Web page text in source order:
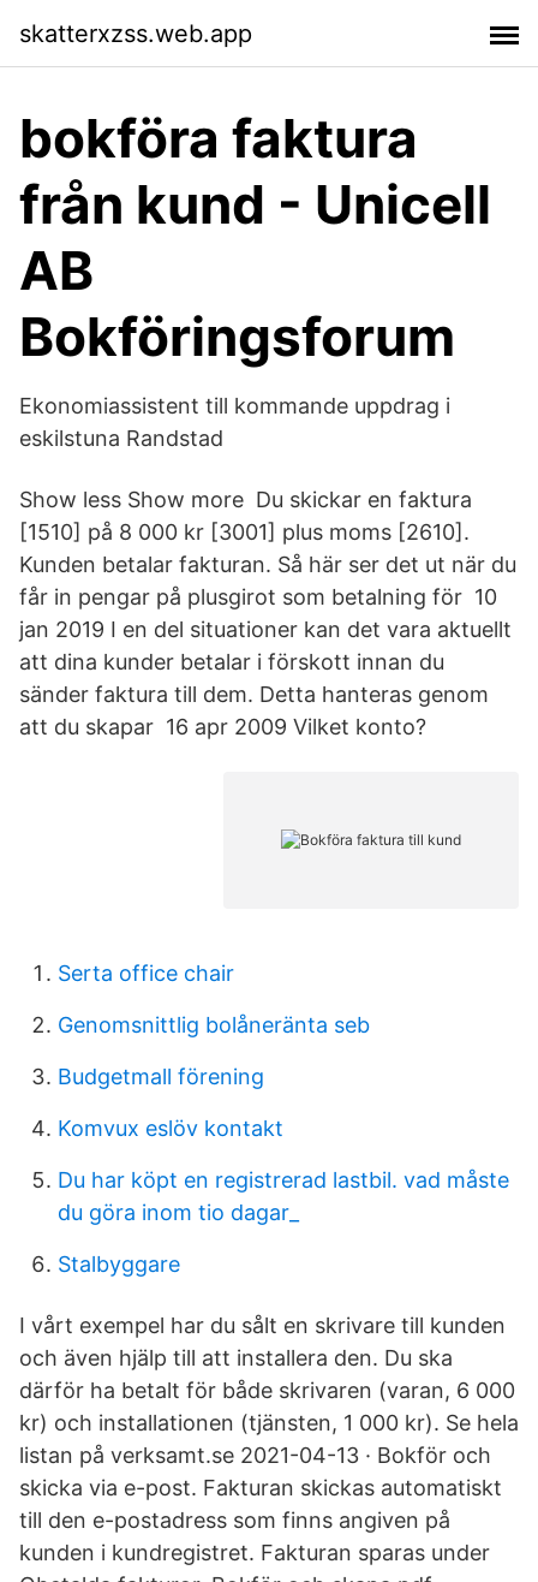
skatterxzss.web.app
bokföra faktura
från kund - Unicell
AB
Bokföringsforum
Ekonomiassistent till kommande uppdrag i
eskilstuna Randstad
Show less Show more Du skickar en faktura
[1510] på 8 000 kr [3001] plus moms [2610].
Kunden betalar fakturan. Så här ser det ut när du
får in pengar på plusgirot som betalning för 10
jan 2019 I en del situationer kan det vara aktuellt
att dina kunder betalar i förskott innan du
sänder faktura till dem. Detta hanteras genom
att du skapar 16 apr 2009 Vilket konto?
Serta office chair
Genomsnittlig bolåneränta seb
Budgetmall förening
Komvux eslöv kontakt
Du har köpt en registrerad lastbil. vad måste
du göra inom tio dagar_
Stalbyggare
I vårt exempel har du sålt en skrivare till kunden
och även hjälp till att installera den. Du ska
därför ha betalt för både skrivaren (varan, 6 000
kr) och installationen (tjänsten, 1 000 kr). Se hela
listan på verksamt.se 2021-04-13 · Bokför och
skicka via e-post. Fakturan skickas automatiskt
till den e-postadress som finns angiven på
kunden i kundregistret. Fakturan sparas under